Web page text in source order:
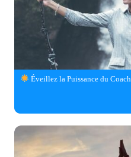
Éveillez la Puissance du